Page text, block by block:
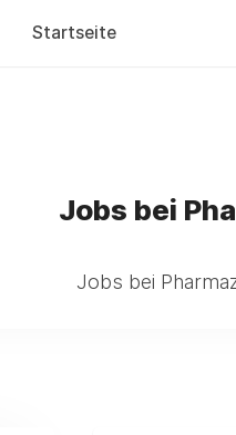
Startseite
Jobs bei
Jobs bei